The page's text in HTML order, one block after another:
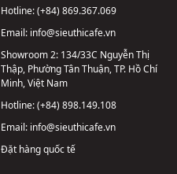
Hotline:(+84) 869.367.069
Email: info@sieuthicafe.vn
Showroom 2: 134/33C Nguyễn Thị
Thập, Phường Tân Thuận, TP. Hồ Chí
Minh, Việt Nam
Hotline:(+84) 898.149.108
Email: info@sieuthicafe.vn
Đặt hàng quốc tế